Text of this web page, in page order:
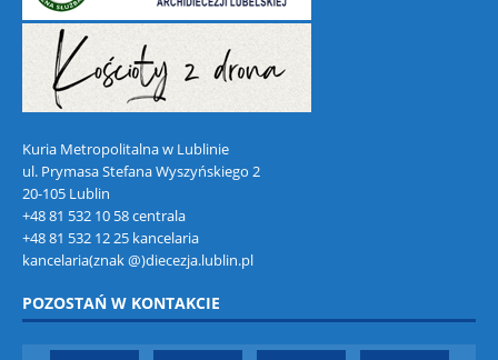
Kuria Metropolitalna w Lublinie
ul. Prymasa Stefana Wyszyńskiego 2
20-105 Lublin
+48 81 532 10 58 centrala
+48 81 532 12 25 kancelaria
kancelaria(znak @)diecezja.lublin.pl
POZOSTAŃ W KONTAKCIE